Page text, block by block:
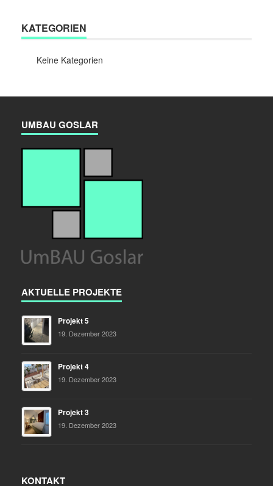
KATEGORIEN
Keine Kategorien
UMBAU GOSLAR
AKTUELLE PROJEKTE
Projekt 5
19. Dezember 2023
Projekt 4
19. Dezember 2023
Projekt 3
19. Dezember 2023
KONTAKT